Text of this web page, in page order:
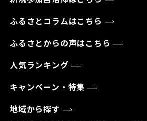
ふるさとコラムはこちら
ふるさとからの声はこちら
人気ランキング
キャンペーン・特集
地域から探す